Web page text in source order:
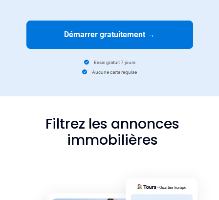
Démarrer gratuitement →
Essai gratuit 7 jours
Aucune carte requise
Filtrez les annonces
immobilières